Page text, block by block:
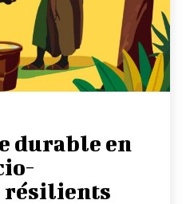
durable en
résilients